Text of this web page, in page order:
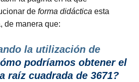
de forma didáctica esta
de manera que:
la utilización de
podríamos obtener el
raíz cuadrada de 3671?